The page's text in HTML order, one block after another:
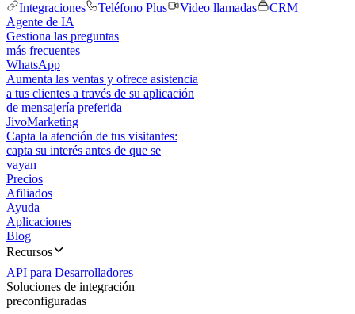
Integraciones
Teléfono Plus Video llamadas
CRM
Agente de IA
Gestiona las preguntas
más frecuentes
WhatsApp
Aumenta las ventas y ofrece asistencia
a tus clientes a través de su aplicación
de mensajería preferida
JivoMarketing
Capta la atención de tus visitantes:
capta su interés antes de que se
vayan
Precios
Afiliados
Ayuda
Aplicaciones
Blog
Recursos
API para Desarrolladores
Soluciones de integración
preconfiguradas